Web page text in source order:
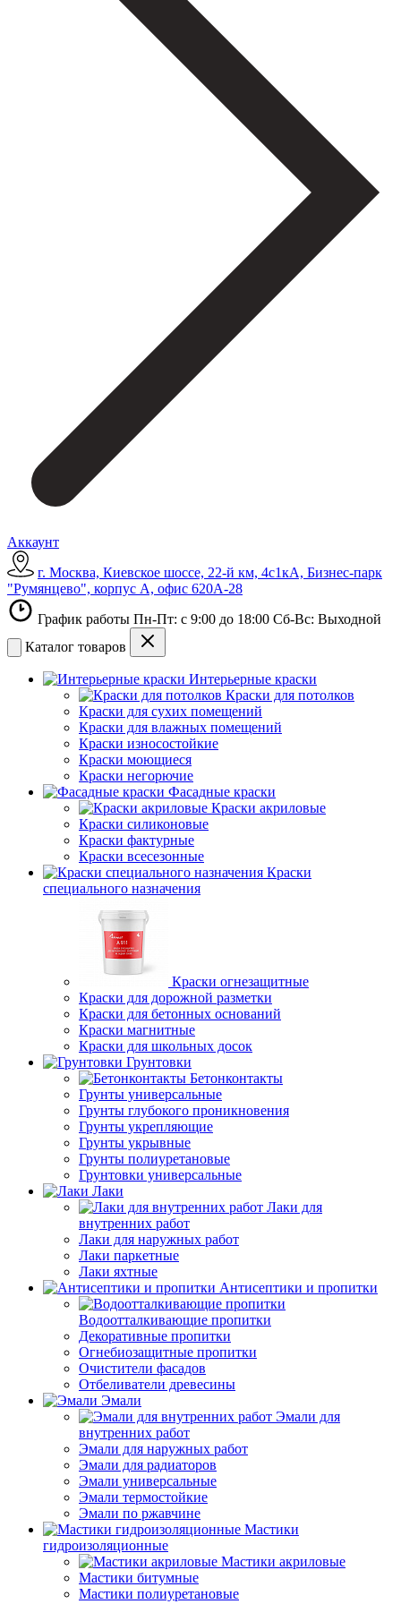
Аккаунт
г. Москва, Киевское шоссе, 22-й км, 4с1кА, Бизнес-парк
"Румянцево", корпус А, офис 620А-28
График работы Пн-Пт: с 9:00 до 18:00 Сб-Вс: Выходной
Каталог товаров
Интерьерные краски
Краски для потолков
Краски для сухих помещений
Краски для влажных помещений
Краски износостойкие
Краски моющиеся
Краски негорючие
Фасадные краски
Краски акриловые
Краски силиконовые
Краски фактурные
Краски всесезонные
Краски
специального назначения
Краски огнезащитные
Краски для дорожной разметки
Краски для бетонных оснований
Краски магнитные
Краски для школьных досок
Грунтовки
Бетонконтакты
Грунты универсальные
Грунты глубокого проникновения
Грунты укрепляющие
Грунты укрывные
Грунты полиуретановые
Грунтовки универсальные
Лаки
Лаки для
внутренних работ
Лаки для наружных работ
Лаки паркетные
Лаки яхтные
Антисептики и пропитки
Водоотталкивающие пропитки
Декоративные пропитки
Огнебиозащитные пропитки
Очистители фасадов
Отбеливатели древесины
Эмали
Эмали для
внутренних работ
Эмали для наружных работ
Эмали для радиаторов
Эмали универсальные
Эмали термостойкие
Эмали по ржавчине
Мастики
гидроизоляционные
Мастики акриловые
Мастики битумные
Мастики полиуретановые